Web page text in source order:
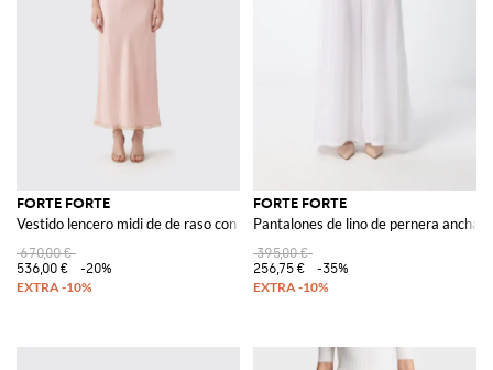
FORTE FORTE
Vestido lencero midi de de raso con escote en V e inserciones de encaje
670,00 €
536,00 €
-20%
FORTE FORTE
Pantalones de lino de pernera ancha
395,00 €
256,75 €
-35%